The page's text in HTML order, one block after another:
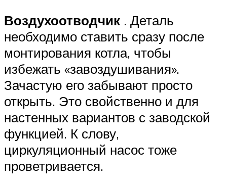
Воздухоотводчик . Деталь
необходимо ставить сразу после
монтирования котла, чтобы
избежать «завоздушивания».
Зачастую его забывают просто
открыть. Это свойственно и для
настенных вариантов с заводской
функцией. К слову,
циркуляционный насос тоже
проветривается.